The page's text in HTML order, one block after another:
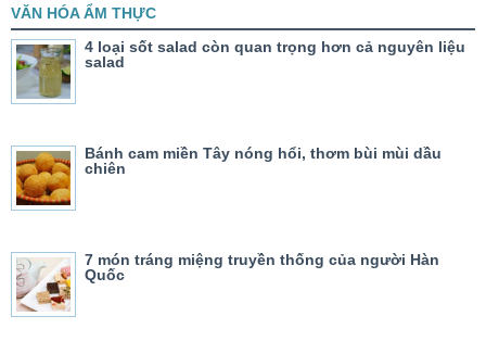
VĂN HÓA ẨM THỰC
4 loại sốt salad còn quan trọng hơn cả nguyên liệu
salad
Bánh cam miền Tây nóng hổi, thơm bùi mùi dầu
chiên
7 món tráng miệng truyền thống của người Hàn
Quốc